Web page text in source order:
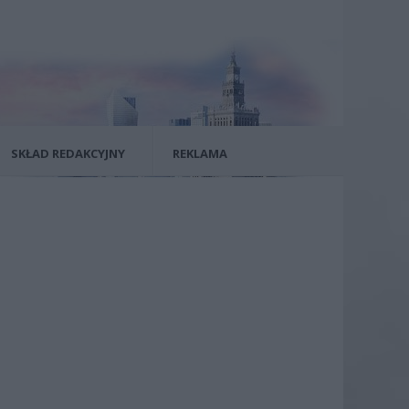
SKŁAD REDAKCYJNY REKLAMA